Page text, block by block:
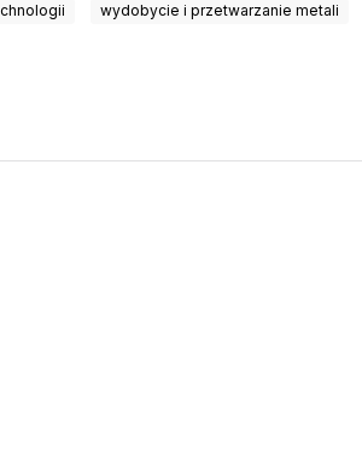
wydobycie i przetwarzanie metali